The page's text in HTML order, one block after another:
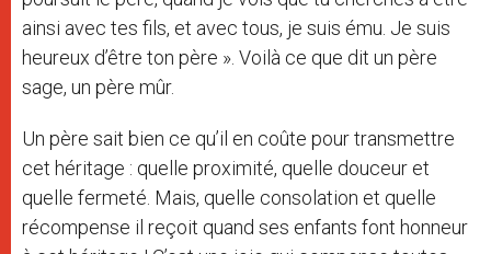
ainsi avec tes fils, et avec tous, je suis ému. Je suis
heureux d’être ton père ». Voilà ce que dit un père
sage, un père mûr.
Un père sait bien ce qu’il en coûte pour transmettre
cet héritage : quelle proximité, quelle douceur et
quelle fermeté. Mais, quelle consolation et quelle
récompense il reçoit quand ses enfants font honneur